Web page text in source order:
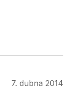
7. dubna 2014